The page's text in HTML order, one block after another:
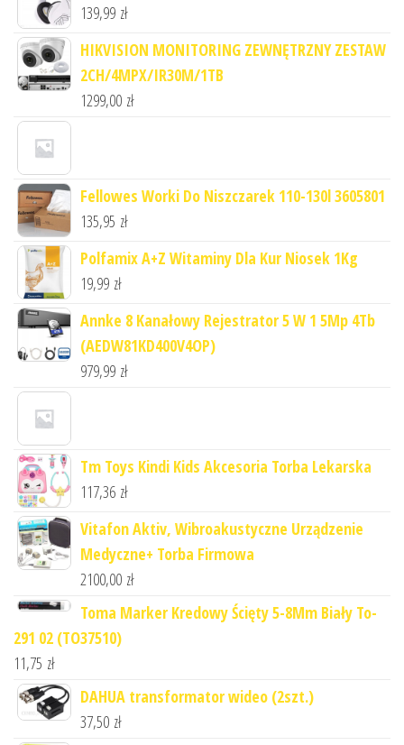
139,99 zł
HIKVISION MONITORING ZEWNĘTRZNY ZESTAW
2CH/4MPX/IR30M/1TB
1299,00 zł
Fellowes Worki Do Niszczarek 110-130l 3605801
135,95 zł
Polfamix A+Z Witaminy Dla Kur Niosek 1Kg
19,99 zł
Annke 8 Kanałowy Rejestrator 5 W 1 5Mp 4Tb
(AEDW81KD400V4OP)
979,99 zł
Tm Toys Kindi Kids Akcesoria Torba Lekarska
117,36 zł
Vitafon Aktiv, Wibroakustyczne Urządzenie
Medyczne+ Torba Firmowa
2100,00 zł
Toma Marker Kredowy Ścięty 5-8Mm Biały To-
291 02 (TO37510)
11,75 zł
DAHUA transformator wideo (2szt.)
37,50 zł